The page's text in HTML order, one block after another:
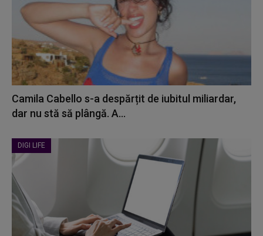
Camila Cabello s-a despărțit de iubitul miliardar,
dar nu stă să plângă. A...
DIGI LIFE